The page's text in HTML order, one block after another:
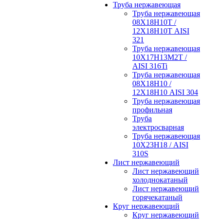
Труба нержавеющая
Труба нержавеющая
08Х18Н10Т /
12Х18Н10Т AISI
321
Труба нержавеющая
10Х17Н13М2Т /
AISI 316Ti
Труба нержавеющая
08Х18Н10 /
12Х18Н10 AISI 304
Труба нержавеющая
профильная
Труба
электросварная
Труба нержавеющая
10Х23Н18 / AISI
310S
Лист нержавеющий
Лист нержавеющий
холоднокатаный
Лист нержавеющий
горячекатаный
Круг нержавеющий
Круг нержавеющий